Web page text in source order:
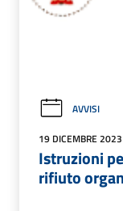
AVVISI
19 DICEMBRE 2023
Istruzioni
rifiuto